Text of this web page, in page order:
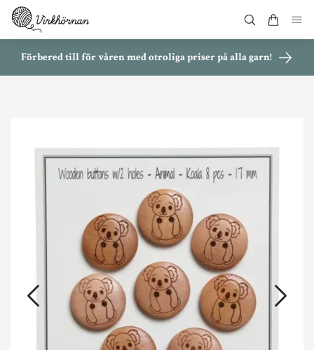
Förbered till för våren med otroliga priser på alla garn!